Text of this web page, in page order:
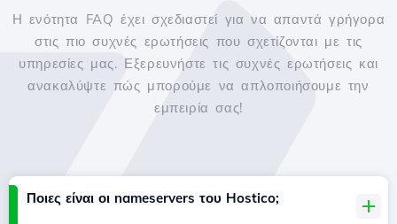
Η ενότητα FAQ έχει σχεδιαστεί για να απαντά γρήγορα
στις πιο συχνές ερωτήσεις που σχετίζονται με τις
υπηρεσίες μας. Εξερευνήστε τις συχνές ερωτήσεις και
ανακαλύψτε πώς μπορούμε να απλοποιήσουμε την
εμπειρία σας!
Ποιες είναι οι nameservers του Hostico;